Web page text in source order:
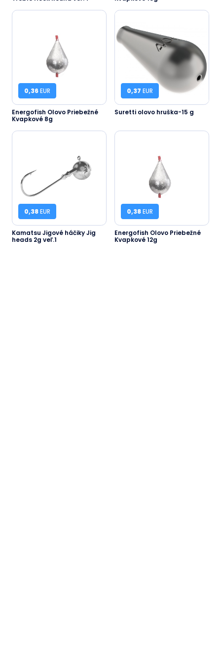
0,36EUR
Energofish Olovo Priebežné
Kvapkové 8g
0,37 EUR
Suretti olovo hruška-15 g
0,38EUR
Kamatsu Jigové háčiky Jig
heads 2g veľ.1
0,38EUR
Energofish Olovo Priebežné
Kvapkové 12g